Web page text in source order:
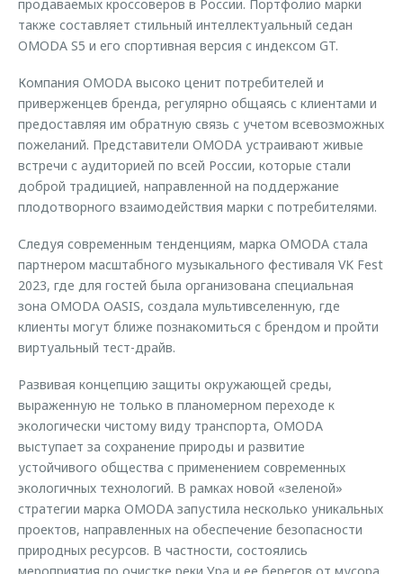
продаваемых кроссоверов в России. Портфолио марки
также составляет стильный интеллектуальный седан
OMODA S5 и его спортивная версия с индексом GT.
Компания OMODA высоко ценит потребителей и
приверженцев бренда, регулярно общаясь с клиентами и
предоставляя им обратную связь с учетом всевозможных
пожеланий. Представители OMODA устраивают живые
встречи с аудиторией по всей России, которые стали
доброй традицией, направленной на поддержание
плодотворного взаимодействия марки с потребителями.
Следуя современным тенденциям, марка OMODA стала
партнером масштабного музыкального фестиваля VK Fest
2023, где для гостей была организована специальная
зона OMODA OASIS, создала мультивселенную, где
клиенты могут ближе познакомиться с брендом и пройти
виртуальный тест-драйв.
Развивая концепцию защиты окружающей среды,
выраженную не только в планомерном переходе к
экологически чистому виду транспорта, OMODA
выступает за сохранение природы и развитие
устойчивого общества с применением современных
экологичных технологий. В рамках новой «зеленой»
стратегии марка OMODA запустила несколько уникальных
проектов, направленных на обеспечение безопасности
природных ресурсов. В частности, состоялись